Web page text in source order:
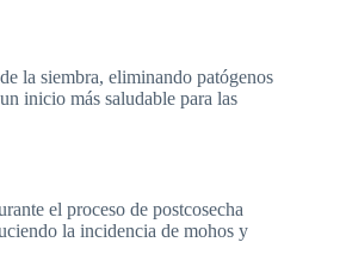
la siembra, eliminando patógenos
inicio más saludable para las
el proceso de postcosecha
la incidencia de mohos y